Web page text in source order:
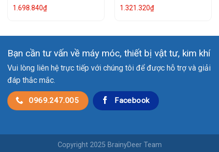
1.698.840₫
1.321.320₫
Bạn cần tư vấn về máy móc, thiết bị vật tư, kim khí
Vui lòng liên hệ trực tiếp với chúng tôi để được hỗ trợ và giải
đáp thắc mắc.
0969.247.005 Facebook
Copyright 2025 BrainyDeer Team